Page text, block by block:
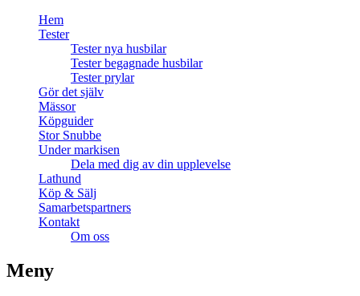
Hem
Tester
Tester nya husbilar
Tester begagnade husbilar
Tester prylar
Gör det själv
Mässor
Köpguider
Stor Snubbe
Under markisen
Dela med dig av din upplevelse
Lathund
Köp & Sälj
Samarbetspartners
Kontakt
Om oss
Meny